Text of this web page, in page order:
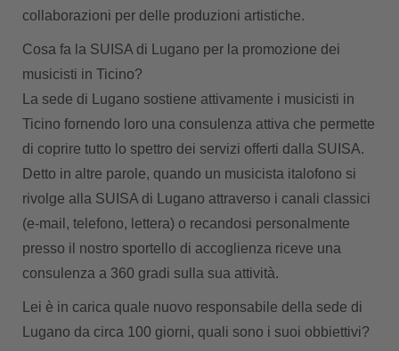
collaborazioni per delle produzioni artistiche.
Cosa fa la SUISA di Lugano per la promozione dei
musicisti in Ticino?
La sede di Lugano sostiene attivamente i musicisti in
Ticino fornendo loro una consulenza attiva che permette
di coprire tutto lo spettro dei servizi offerti dalla SUISA.
Detto in altre parole, quando un musicista italofono si
rivolge alla SUISA di Lugano attraverso i canali classici
(e-mail, telefono, lettera) o recandosi personalmente
presso il nostro sportello di accoglienza riceve una
consulenza a 360 gradi sulla sua attività.
Lei è in carica quale nuovo responsabile della sede di
Lugano da circa 100 giorni, quali sono i suoi obbiettivi?